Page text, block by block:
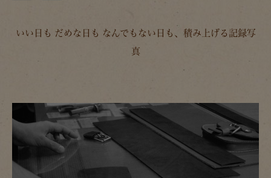
いい日も だめな日も なんでもない日も、積み上げる記録写
真